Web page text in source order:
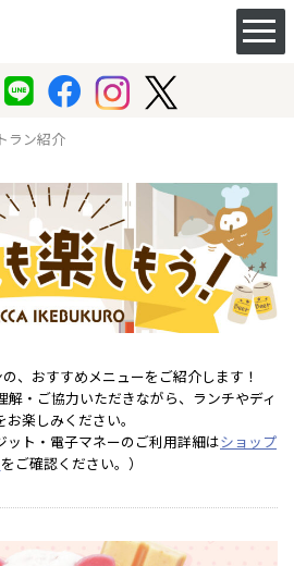
ラン紹介
、おすすめメニューをご紹介します！
・ご協力いただきながら、ランチやディ
お楽しみください。
ット・電子マネーのご利用詳細はショップ
をご確認ください。）